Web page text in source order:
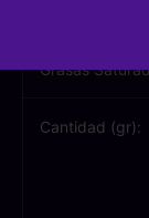
Grasas
Cantidad (gr):